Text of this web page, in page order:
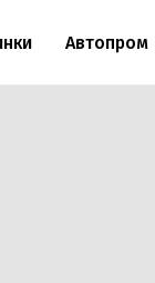
Автопром